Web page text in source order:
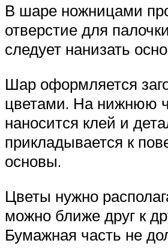
В шаре ножницами
отверстие для
следует нанизать
Шар оформляется
цветами. На нижнюю
наносится клей и
прикладывается к
основы.
Цветы нужно
можно ближе друг к
Бумажная часть не